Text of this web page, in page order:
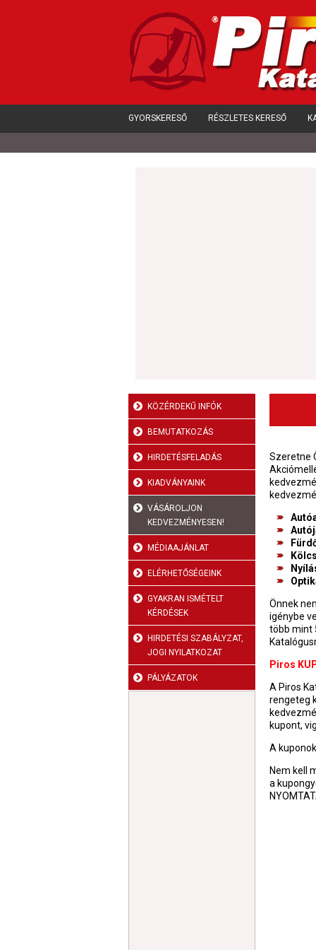
GYORSKERESŐ RÉSZLETES KERESŐ
KÖZÉRDEKŰ INFÓK
BEMUTATKOZÁS
HIRDETÉSFELADÁS
KIADVÁNYAINK
VÁSÁROLJON
KEDVEZMÉNYESEN!
MÉDIAAJÁNLAT
ELÉRHETŐSÉGEINK
GYAKRAN ISMÉTELT
KÉRDÉSEK
HIRDETÉSI SZABÁLYZAT,
JOGI NYILATKOZAT
PÁLYÁZATOK
Szeretne
Önnek
igénybe
több mint
Piros
A Piros
rengeteg
kupont,
A
Nem kell
a